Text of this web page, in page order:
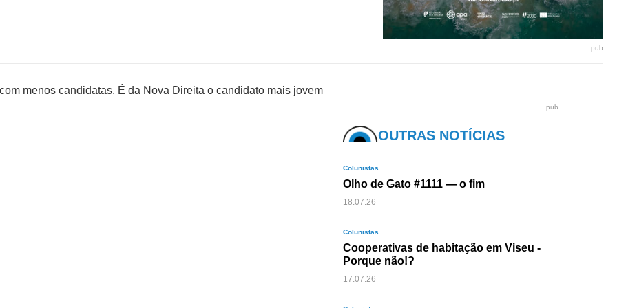
pub
pub
OUTRAS NOTÍCIAS
Colunistas
Olho de Gato #1111 — o fim
18.07.26
Colunistas
Cooperativas de habitação em Viseu -
Porque não!?
17.07.26